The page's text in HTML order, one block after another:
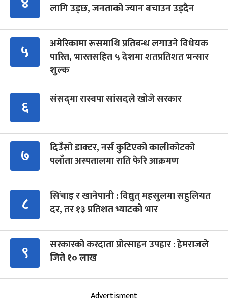
लागि उड्छ, जनताको ज्यान बचाउन उड्दैन
५
अमेरिकामा रूसमाथि प्रतिबन्ध लगाउने विधेयक
पारित, भारतसहित ५ देशमा शतप्रतिशत भन्सार
शुल्क
६ संसद्‍मा रास्वपा सांसदले खोजे सरकार
७
दिउँसो डाक्टर, नर्स कुटिएको कालीकोटको
पलाँता अस्पतालमा राति फेरि आक्रमण
८
सिँचाइ र खानेपानी : विद्युत् महसुलमा सहुलियत
दर, तर १३ प्रतिशत भ्याटको भार
९
सरकारको करदाता प्रोत्साहन उपहार : हेमराजले
जिते १० लाख
Advertisment